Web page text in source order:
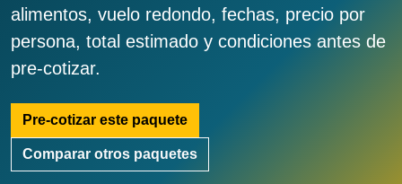
alimentos, vuelo redondo, fechas, precio por
persona, total estimado y condiciones antes de
pre-cotizar.
Pre-cotizar este paquete
Comparar otros paquetes